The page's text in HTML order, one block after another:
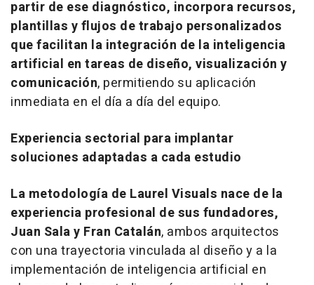
partir de ese diagnóstico, incorpora recursos,
plantillas y flujos de trabajo personalizados
que facilitan la integración de la inteligencia
artificial en tareas de diseño, visualización y
comunicación, permitiendo su aplicación
inmediata en el día a día del equipo.
Experiencia sectorial para implantar
soluciones adaptadas a cada estudio
La metodología de Laurel Visuals nace de la
experiencia profesional de sus fundadores,
Juan Sala y Fran Catalán, ambos arquitectos
con una trayectoria vinculada al diseño y a la
implementación de inteligencia artificial en